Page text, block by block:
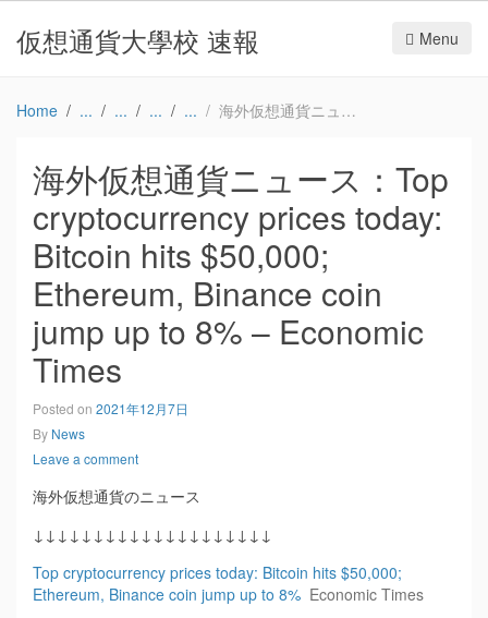
仮想通貨大學校 速報 Menu
Home 海外仮想通貨ニュース：Top cryptocurrency prices today: Bitcoin hits $50,000; Ethereum, Binance coin jump up to 8% – Economic Times
海外仮想通貨ニュース：Top
cryptocurrency prices today:
Bitcoin hits $50,000;
Ethereum, Binance coin
jump up to 8% – Economic
Times
Posted on 2021年12月7日
By News
Leave a comment
海外仮想通貨のニュース
↓↓↓↓↓↓↓↓↓↓↓↓↓↓↓↓↓↓↓↓
Top cryptocurrency prices today: Bitcoin hits $50,000;
Ethereum, Binance coin jump up to 8% Economic Times